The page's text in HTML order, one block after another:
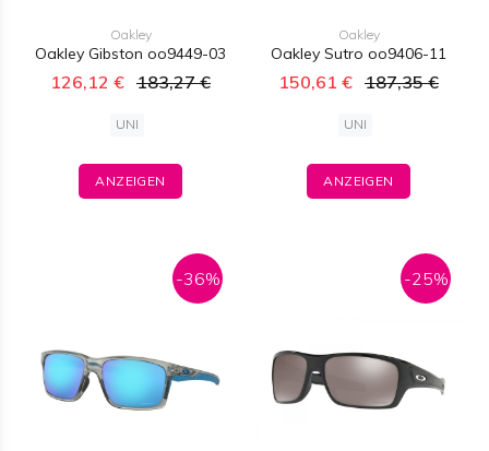
Oakley
Oakley Gibston oo9449-03
126,12 € 183,27 €
UNI
ANZEIGEN
Oakley
Oakley Sutro oo9406-11
150,61 € 187,35 €
UNI
ANZEIGEN
-36% -25%